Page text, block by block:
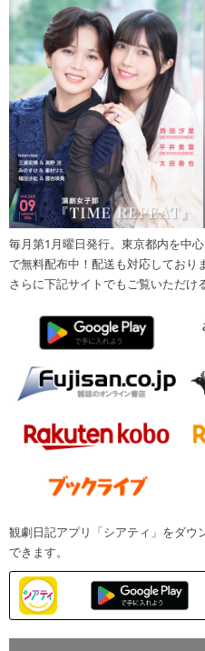
毎月第1月曜日発行。東京都内を中
で無料配布中！配送も対応しており
さらに下記サイトでもご覧いただけ
観劇日記アプリ「シアティ」をダウ
できます。